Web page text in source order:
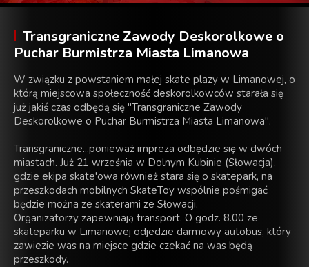
Transgraniczne Zawody Deskorolkowe o
Puchar Burmistrza Miasta Limanowa
W związku z powstaniem małej skate plazy w Limanowej, o
którą miejscowa społeczność deskorolkowców starała się
już jakiś czas odbędą się "Transgraniczne Zawody
Deskorolkowe o Puchar Burmistrza Miasta Limanowa".
Transgraniczne...ponieważ impreza odbędzie się w dwóch
miastach. Już 21 września w Dolnym Kubinie (Słowacja),
gdzie ekipa skate'owa również stara się o skatepark, na
przeszkodach mobilnych SkateToy wspólnie pośmigać
będzie można ze skaterami ze Słowacji.
Organizatorzy zapewniają transport. O godz. 8.00 ze
skateparku w Limanowej odjedzie darmowy autobus, który
zawiezie was na miejsce gdzie czekać na was będą
przeszkody.